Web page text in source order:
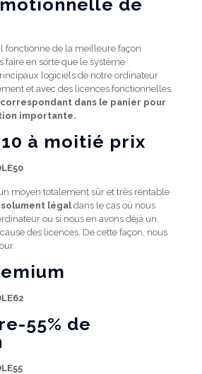
de
fonctionne de la meilleure façon
faire en sorte que le système
logiciels de notre ordinateur
et avec des licences fonctionnelles.
dans le panier pour
importante.
à moitié prix
moyen totalement sûr et très rentable
légaldans le cas où nous
ou si nous en avons déjà un,
des licences. De cette façon, nous
55% de